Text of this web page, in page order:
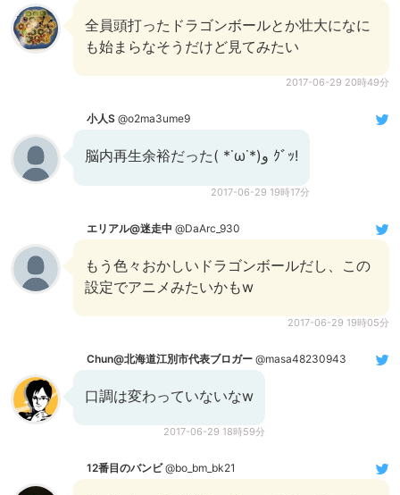
全員頭打ったドラゴンボールとか壮大になに
も始まらなそうだけど見てみたい
2017-06-29 20時49分
小人S @o2ma3ume9
脳内再生余裕だった( *˙ω˙*)و ｸﾞｯ!
2017-06-29 19時17分
エリアル@迷走中 @DaArc_930
もう色々おかしいドラゴンボールだし、この
設定でアニメみたいかもw
2017-06-29 19時05分
Chun@北海道江別市代表ブロガー @masa48230943
口調は変わっていないなw
2017-06-29 18時59分
12番目のバンビ@bo_bm_bk21